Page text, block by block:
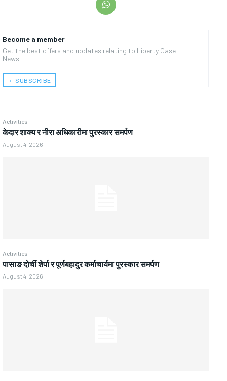
Become a member
Get the best offers and updates relating to Liberty Case
News.
﹢ SUBSCRIBE
Activities
केदार शाक्य र नीरा अधिकारीमा पुरस्कार समर्पण
August 4, 2026
Activities
पासाङ दोर्ची शेर्पा र पूर्णबहादुर कर्माचार्यमा पुरस्कार समर्पण
August 4, 2026